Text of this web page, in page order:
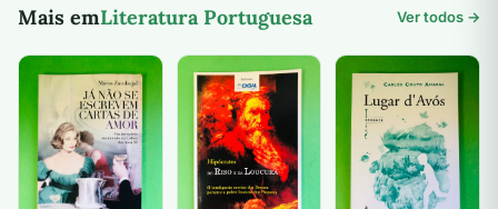
Mais emLiteratura Portuguesa Ver todos →